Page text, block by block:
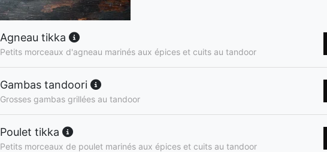
Agneau tikka
Petits morceaux d'agneau marinés aux épices et cuits au tandoor
Gambas tandoori
Grosses gambas grillées au tandoor
Poulet tikka
Petits morceaux de poulet marinés aux épices et cuits au tandoor